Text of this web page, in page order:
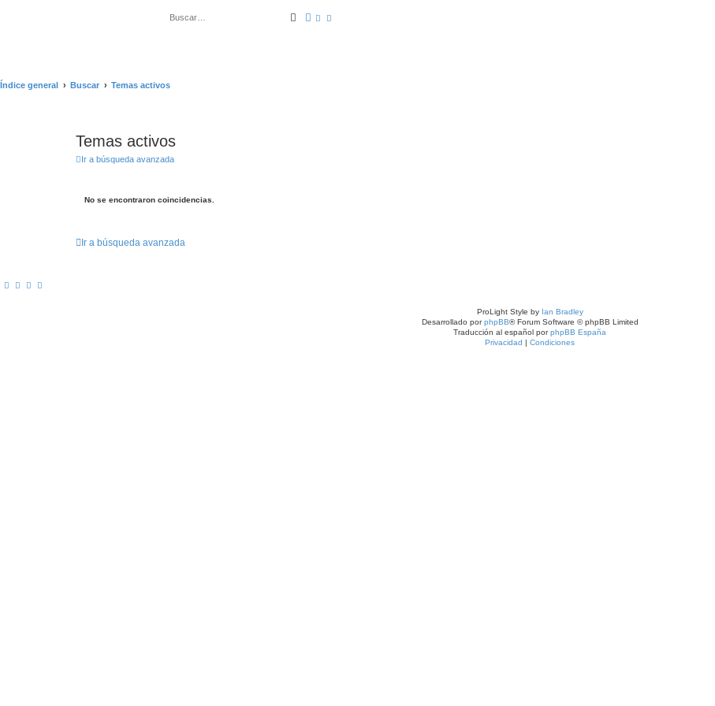
BuscarBúsqueda avanzada
Índice general Buscar Temas activos
Temas activos
Ir a búsqueda avanzada
No se encontraron coincidencias.
Ir a búsqueda avanzada
ProLight Style by Ian Bradley
Desarrollado porphpBB® Forum Software © phpBB Limited
Traducción al español porphpBB España
Privacidad | Condiciones